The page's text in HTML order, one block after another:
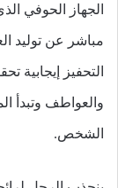
الجهاز الحوفي
مباشر عن توليد
التحفيز إيجابية
والعواطف وتبدأ
الشخص.